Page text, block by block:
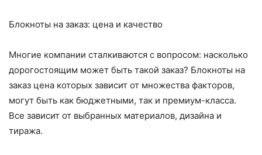
Блокноты на заказ: цена и качество
Многие компании сталкиваются с вопросом: насколько
дорогостоящим может быть такой заказ? Блокноты на
заказ цена которых зависит от множества факторов,
могут быть как бюджетными, так и премиум-класса.
Все зависит от выбранных материалов, дизайна и
тиража.